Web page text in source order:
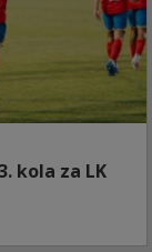
kola za LK